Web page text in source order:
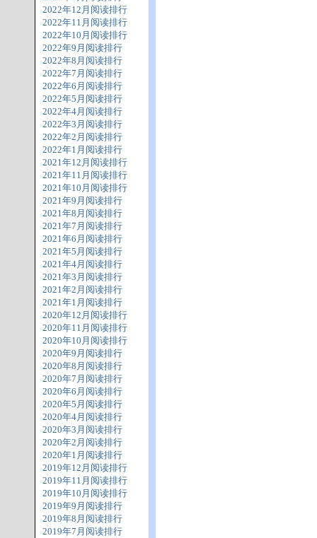
2022年12月阅读排行
2022年11月阅读排行
2022年10月阅读排行
2022年9月阅读排行
2022年8月阅读排行
2022年7月阅读排行
2022年6月阅读排行
2022年5月阅读排行
2022年4月阅读排行
2022年3月阅读排行
2022年2月阅读排行
2022年1月阅读排行
2021年12月阅读排行
2021年11月阅读排行
2021年10月阅读排行
2021年9月阅读排行
2021年8月阅读排行
2021年7月阅读排行
2021年6月阅读排行
2021年5月阅读排行
2021年4月阅读排行
2021年3月阅读排行
2021年2月阅读排行
2021年1月阅读排行
2020年12月阅读排行
2020年11月阅读排行
2020年10月阅读排行
2020年9月阅读排行
2020年8月阅读排行
2020年7月阅读排行
2020年6月阅读排行
2020年5月阅读排行
2020年4月阅读排行
2020年3月阅读排行
2020年2月阅读排行
2020年1月阅读排行
2019年12月阅读排行
2019年11月阅读排行
2019年10月阅读排行
2019年9月阅读排行
2019年8月阅读排行
2019年7月阅读排行